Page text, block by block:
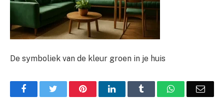
De symboliek van de kleur groen in je huis
FacebookTwitter PinterestLinkedIn Tumblr WhatsApp